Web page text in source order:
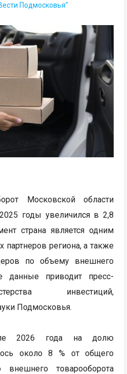
Подмосковья"
Московской области
годы увеличился в 2,8
страна является одним
партнеров региона, а также
по объему внешнего
данные приводит пресс-
инвестиций,
Подмосковья.
2026 года на долю
около 8 % от общего
внешнего товарооборота